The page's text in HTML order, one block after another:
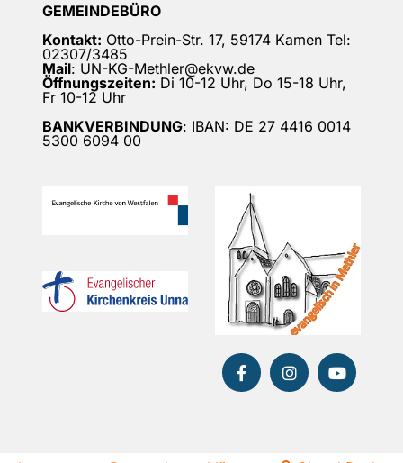
GEMEINDEBÜRO
Kontakt: Otto-Prein-Str. 17, 59174 Kamen Tel:
02307/3485
Mail: UN-KG-Methler@ekvw.de
Öffnungszeiten: Di 10-12 Uhr, Do 15-18 Uhr,
Fr 10-12 Uhr
BANKVERBINDUNG: IBAN: DE 27 4416 0014
5300 6094 00